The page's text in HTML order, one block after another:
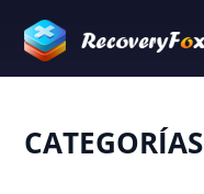
CATEGORÍAS